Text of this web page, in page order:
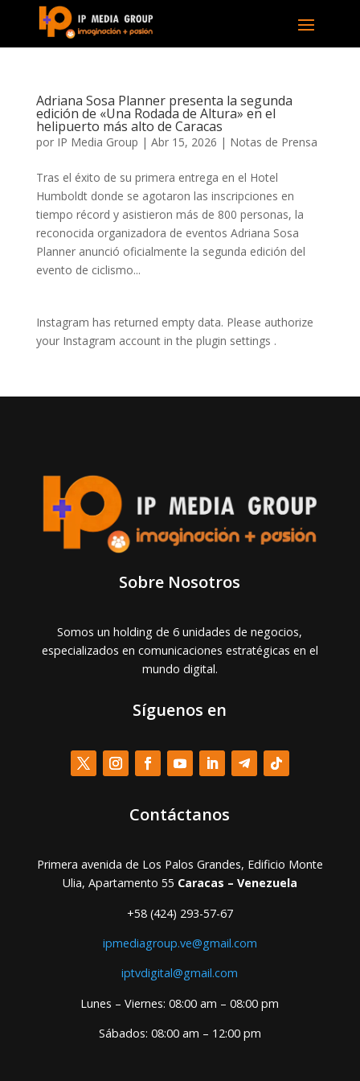
Adriana Sosa Planner presenta la segunda
edición de «Una Rodada de Altura» en el
helipuerto más alto de Caracas
por IP Media Group | Abr 15, 2026 | Notas de Prensa
Tras el éxito de su primera entrega en el Hotel
Humboldt donde se agotaron las inscripciones en
tiempo récord y asistieron más de 800 personas, la
reconocida organizadora de eventos Adriana Sosa
Planner anunció oficialmente la segunda edición del
evento de ciclismo...
Instagram has returned empty data. Please authorize
your Instagram account in the plugin settings .
Sobre Nosotros
Somos un holding de 6 unidades de negocios,
especializados en comunicaciones estratégicas en el
mundo digital.
Síguenos en
Contáctanos
Primera avenida de Los Palos Grandes, Edificio Monte
Ulia, Apartamento 55 Caracas – Venezuela
+58 (424) 293-57-67
ipmediagroup.ve@gmail.com
iptvdigital@gmail.com
Lunes – Viernes: 08:00 am – 08:00 pm
Sábados: 08:00 am – 12:00 pm